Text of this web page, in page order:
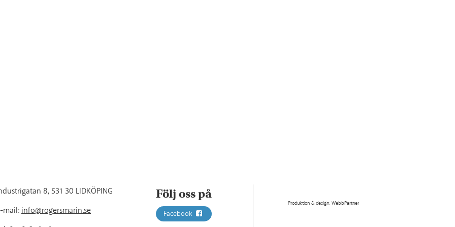
8, 531 30 LIDKÖPING
mail:info@rogersmarin.se
Följ oss på
Facebook
Produktion & design: WebbPartner